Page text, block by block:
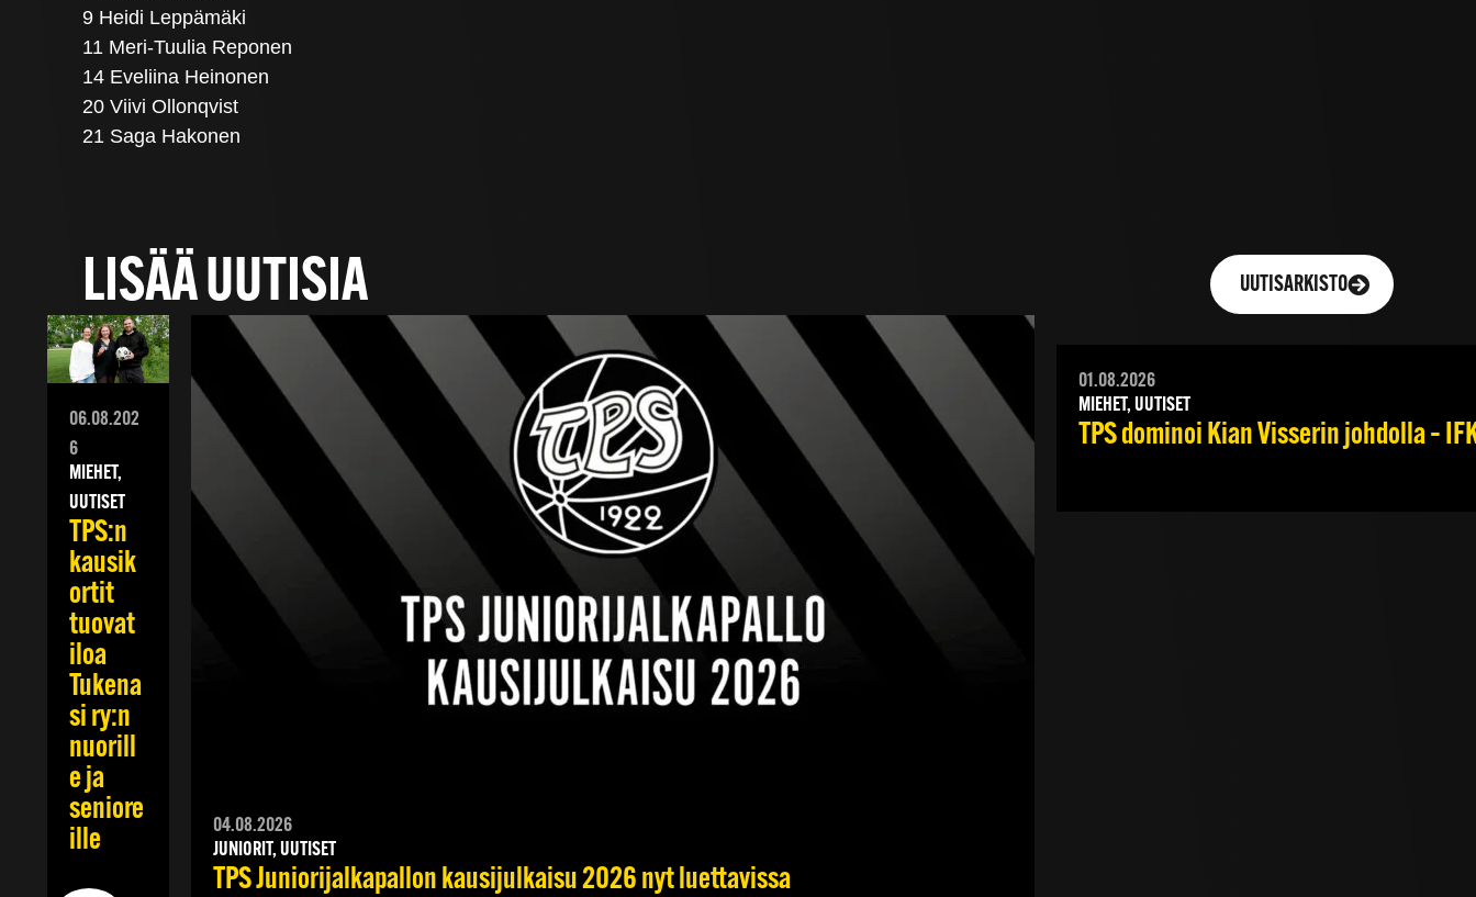
9 Heidi Leppämäki
11 Meri-Tuulia Reponen
14 Eveliina Heinonen
20 Viivi Ollonqvist
21 Saga Hakonen
LISÄÄ UUTISIA UUTISARKISTO
06.08.202
6
MIEHET,
UUTISET
TPS:n
kausik
ortit
tuovat
iloa
Tukena
si ry:n
nuorill
e ja
seniore
ille
04.08.2026
JUNIORIT, UUTISET
TPS Juniorijalkapallon kausijulkaisu 2026 nyt luettavissa
01.08.2026
MIEHET, UUTISET
TPS dominoi Kian Visserin johdolla –